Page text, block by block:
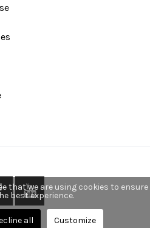
that we are using cookies to ensure
best experience.
all Customize